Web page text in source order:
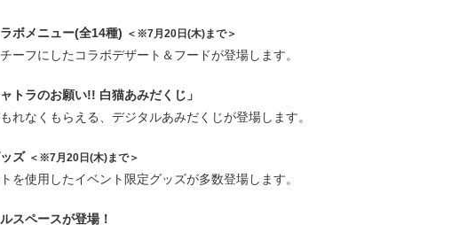
ボメニュー(全14種) ＜※7月20日(木)まで＞
ーフにしたコラボデザート＆フードが登場します。
トラのお願い!! 白猫あみだくじ」
れなくもらえる、デジタルあみだくじが登場します。
ズ ＜※7月20日(木)まで＞
を使用したイベント限定グッズが多数登場します。
スペースが登場！